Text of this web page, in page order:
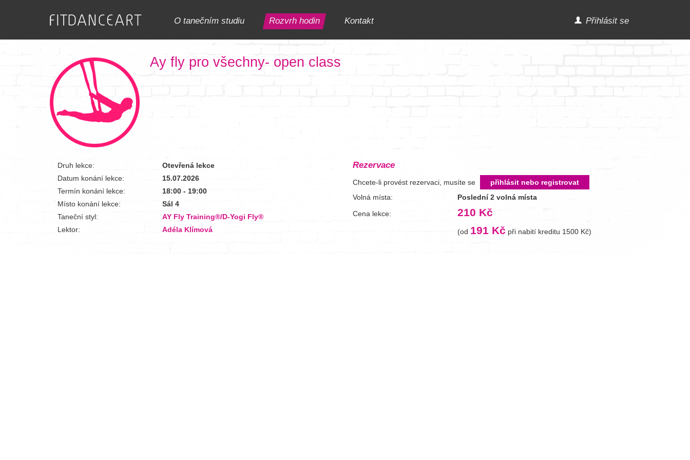
O tanečním studiu Rozvrh hodin Kontakt Přihlásit se
Ay fly pro všechny- open class
Druh lekce:
Otevřená lekce
Datum konání lekce:
15.07.2026
Termín konání lekce:
18:00 - 19:00
Místo konání lekce:
Sál 4
Taneční styl:
AY Fly Training®/D-Yogi Fly®
Lektor:
Adéla Klímová
Rezervace
Chcete-li provést rezervaci, musíte se
přihlásit nebo registrovat
Volná místa:
Poslední 2 volná místa
Cena lekce:
210 Kč
(od 191 Kč při nabití kreditu 1500 Kč)